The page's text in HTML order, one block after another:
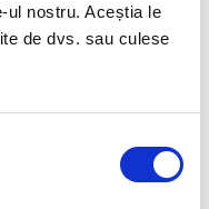
ul nostru. Aceștia le
de dvs. sau culese
de a fi prezent la Jocurile
jucători pentru
Articolul următor
ARCAȘA MĂDĂLINA
AMĂISTROAIE ESTE PRIMUL